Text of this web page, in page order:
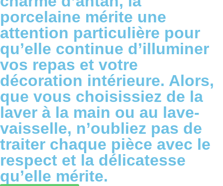
porcelaine mérite une
attention particulière pour
qu’elle continue d’illuminer
vos repas et votre
décoration intérieure. Alors,
que vous choisissiez de la
laver à la main ou au lave-
vaisselle, n’oubliez pas de
traiter chaque pièce avec le
respect et la délicatesse
qu’elle mérite.